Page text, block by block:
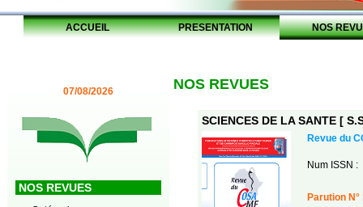
ACCUEIL PRESENTATION NOS
07/08/2026
NOS REVUES
NOS REVUES
SCIENCES DE LA SANTE [
Revue du
Num ISSN :
Parution N°